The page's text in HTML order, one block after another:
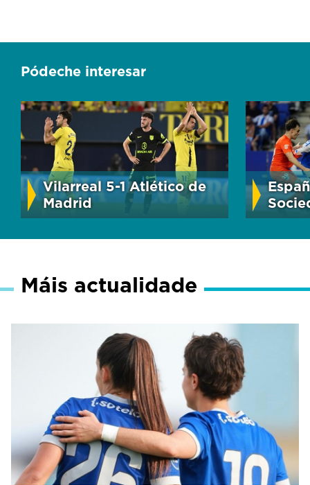
Pódeche interesar
Vilarreal 5-1 Atlético de
Madrid
Máis actualidade